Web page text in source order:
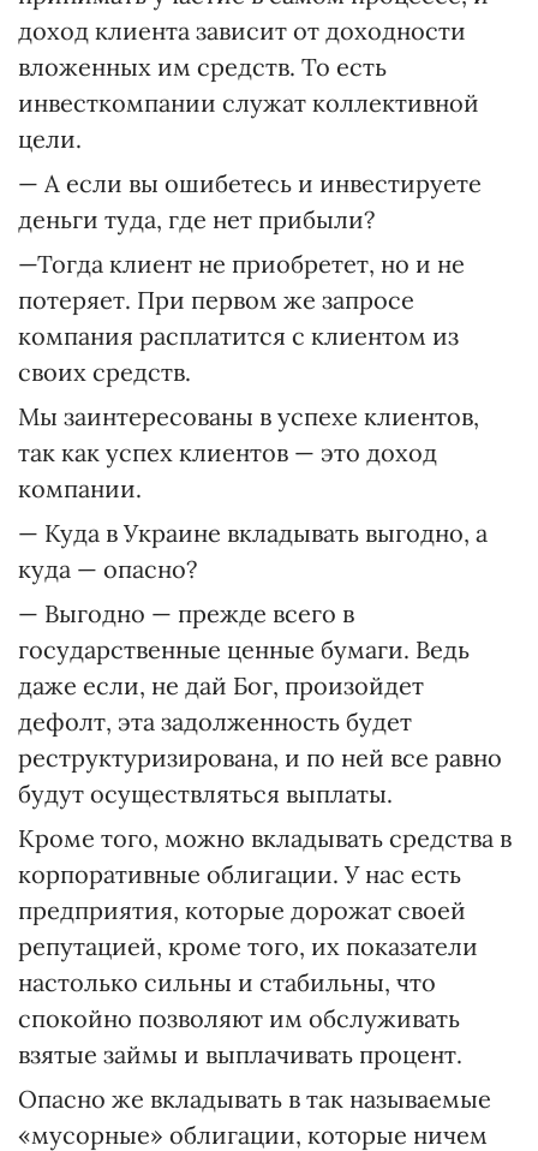
доход клиента зависит от доходности
вложенных им средств. То есть
инвесткомпании служат коллективной
цели.
— А если вы ошибетесь и инвестируете
деньги туда, где нет прибыли?
—Тогда клиент не приобретет, но и не
потеряет. При первом же запросе
компания расплатится с клиентом из
своих средств.
Мы заинтересованы в успехе клиентов,
так как успех клиентов — это доход
компании.
— Куда в Украине вкладывать выгодно, а
куда — опасно?
— Выгодно — прежде всего в
государственные ценные бумаги. Ведь
даже если, не дай Бог, произойдет
дефолт, эта задолженность будет
реструктуризирована, и по ней все равно
будут осуществляться выплаты.
Кроме того, можно вкладывать средства в
корпоративные облигации. У нас есть
предприятия, которые дорожат своей
репутацией, кроме того, их показатели
настолько сильны и стабильны, что
спокойно позволяют им обслуживать
взятые займы и выплачивать процент.
Опасно же вкладывать в так называемые
«мусорные» облигации, которые ничем